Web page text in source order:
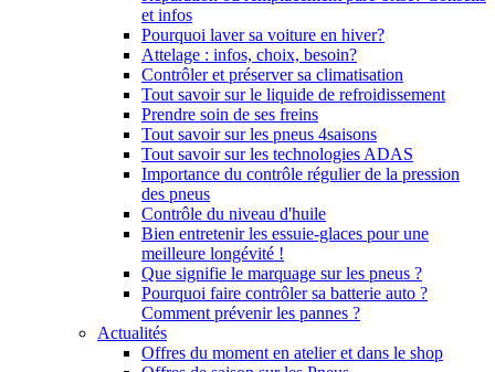
et infos
Pourquoi laver sa voiture en hiver?
Attelage : infos, choix, besoin?
Contrôler et préserver sa climatisation
Tout savoir sur le liquide de refroidissement
Prendre soin de ses freins
Tout savoir sur les pneus 4saisons
Tout savoir sur les technologies ADAS
Importance du contrôle régulier de la pression
des pneus
Contrôle du niveau d'huile
Bien entretenir les essuie-glaces pour une
meilleure longévité !
Que signifie le marquage sur les pneus ?
Pourquoi faire contrôler sa batterie auto ?
Comment prévenir les pannes ?
Actualités
Offres du moment en atelier et dans le shop